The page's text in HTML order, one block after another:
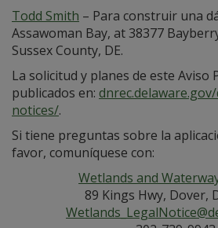
Todd Smith – Para construir una
Assawoman Bay, at 38377
Sussex County, DE.
La solicitud y planes de este Aviso
publicados en:
notices/.
Si tiene preguntas sobre la
favor, comuníquese con:
Wetlands and
89 Kings Hwy, Dover,